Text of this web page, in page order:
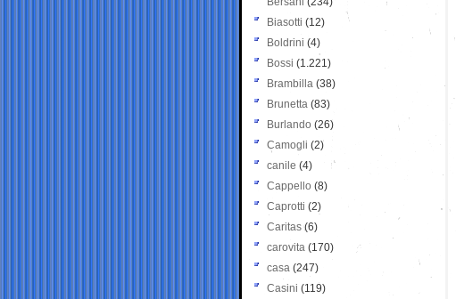
Biasotti (12)
Boldrini (4)
Bossi (1.221)
Brambilla (38)
Brunetta (83)
Burlando (26)
Camogli (2)
canile (4)
Cappello (8)
Caprotti (2)
Caritas (6)
carovita (170)
casa (247)
Casini (119)